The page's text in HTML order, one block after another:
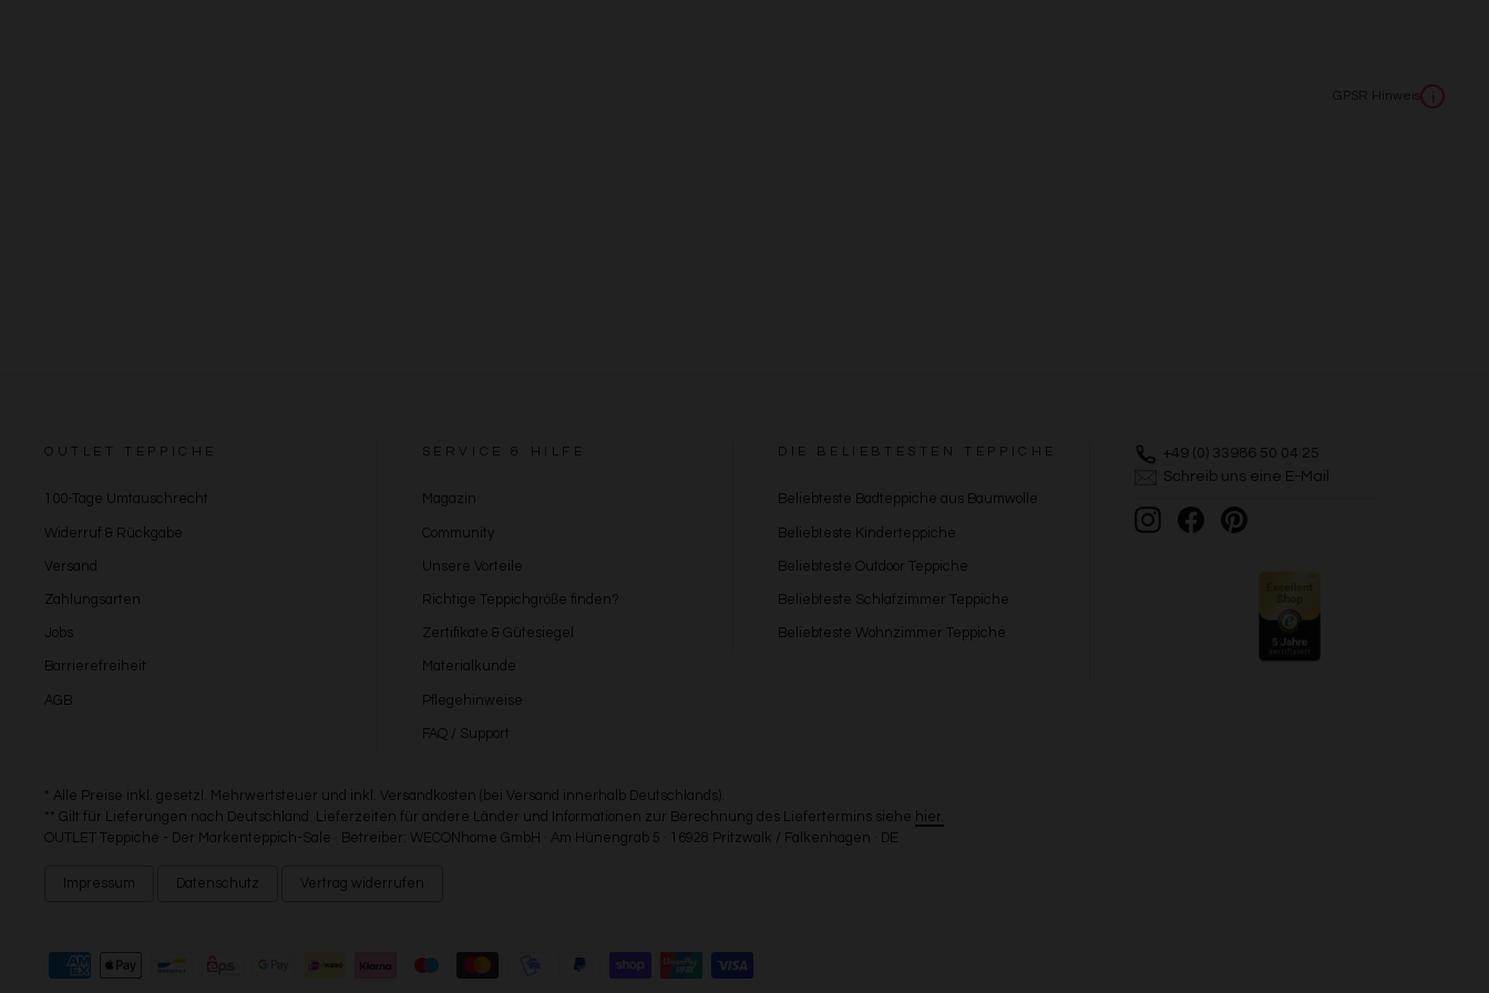
GPSR Hinweis i
OUTLET TEPPICHE
100-Tage Umtauschrecht
Widerruf & Rückgabe
Versand
Zahlungsarten
Jobs
Barrierefreiheit
AGB
SERVICE & HILFE
Magazin
Community
Unsere Vorteile
Richtige Teppichgröße finden?
Zertifikate & Gütesiegel
Materialkunde
Pflegehinweise
FAQ / Support
DIE BELIEBTESTEN TEPPICHE
Beliebteste Badteppiche aus Baumwolle
Beliebteste Kinderteppiche
Beliebteste Outdoor Teppiche
Beliebteste Schlafzimmer Teppiche
Beliebteste Wohnzimmer Teppiche
+49 (0) 33986 50 04 25
Schreib uns eine E-Mail
Instagram
FacebookPinterest
* Alle Preise inkl. gesetzl. Mehrwertsteuer und inkl. Versandkosten (bei Versand innerhalb Deutschlands).
** Gilt für Lieferungen nach Deutschland. Lieferzeiten für andere Länder und Informationen zur Berechnung des Liefertermins siehe hier.
OUTLET Teppiche - Der Markenteppich-Sale · Betreiber: WECONhome GmbH · Am Hünengrab 5 · 16928 Pritzwalk / Falkenhagen · DE
Impressum Datenschutz Vertrag widerrufen